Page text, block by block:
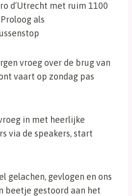
d’Utrecht met ruim 1100
als
vroeg over de brug van
vaart op zondag pas
in met heerlijke
via de speakers, start
gelachen, gevlogen en ons
beetje gestoord aan het